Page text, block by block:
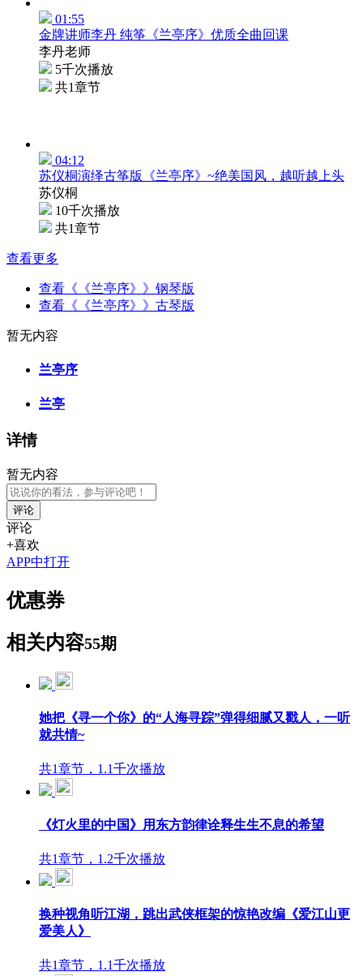
01:55
金牌讲师李丹 纯筝《兰亭序》优质全曲回课
李丹老师
5千次播放
共1章节
04:12
苏仪桐演绎古筝版《兰亭序》~绝美国风，越听越上头
苏仪桐
10千次播放
共1章节
查看更多
查看《《兰亭序》》钢琴版
查看《《兰亭序》》古琴版
暂无内容
兰亭序
兰亭
详情
暂无内容
评论
评论
+喜欢
APP中打开
优惠券
相关内容55期
她把《寻一个你》的“人海寻踪”弹得细腻又戳人，一听
就共情~
共1章节，1.1千次播放
《灯火里的中国》用东方韵律诠释生生不息的希望
共1章节，1.2千次播放
换种视角听江湖，跳出武侠框架的惊艳改编《爱江山更
爱美人》
共1章节，1.1千次播放